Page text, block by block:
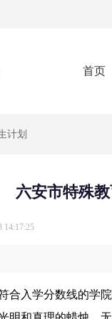
首页
计划
六安市特殊
14:17:25
合入学分数线的学